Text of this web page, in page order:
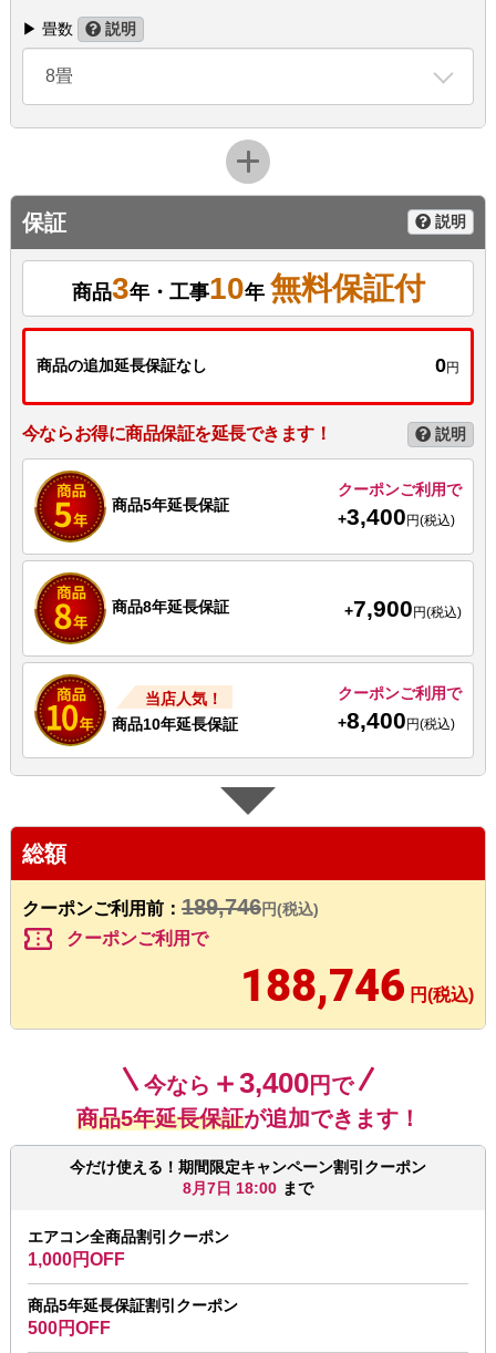
▶ 畳数 説明
8畳
保証 説明
商品3年・工事10年 無料保証付
商品の追加延長保証なし 0円
今ならお得に商品保証を延長できます！ 説明
商品5年延長保証
クーポンご利用で
+3,400 円(税込)
商品8年延長保証 +7,900円(税込)
当店人気！
商品10年延長保証
クーポンご利用で
+8,400 円(税込)
総額
クーポンご利用前： 189,746円(税込)
confirmation_number クーポンご利用で
188,746 円(税込)
今なら ＋3,400円で
商品5年延長保証が追加できます！
今だけ使える！期間限定キャンペーン割引クーポン
8月7日 18:00 まで
エアコン全商品割引クーポン
1,000円OFF
商品5年延長保証割引クーポン
500円OFF